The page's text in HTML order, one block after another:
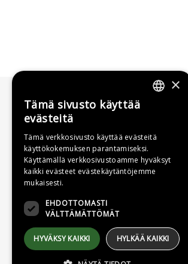
×
Tämä sivusto käyttää
evästeitä
Tämä verkkosivusto käyttää evästeitä
käyttökokemuksen parantamiseksi.
Käyttämällä verkkosivustoamme hyväksyt
kaikki evästeet evästekäytäntöjemme
mukaisesti.
EHDOTTOMASTI
VÄLTTÄMÄTTÖMÄT
HYVÄKSY KAIKKI HYLKÄÄ KAIKKI